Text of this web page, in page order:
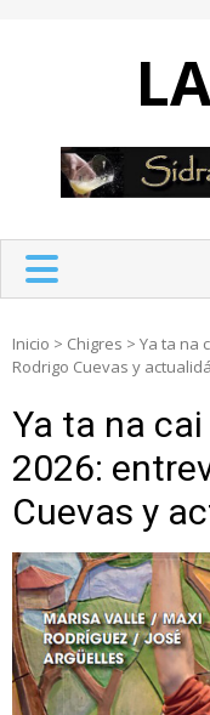
Inicio > Chigres > Ya ta na
Rodrigo Cuevas y
Ya ta na cai
2026:
Cuevas y